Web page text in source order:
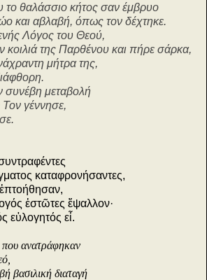
θαλάσσιο κήτος σαν έμβρυο
και αβλαβή, όπως τον δέχτηκε.
Λόγος του Θεού,
κοιλιά της Παρθένου και πήρε σάρκα,
μήτρα της,
συνέβη μεταβολή
γέννησε,
καταφρονήσαντες,
ἐστῶτες ἔψαλλον·
εἶ.
που ανατράφηκαν
βασιλική διαταγή